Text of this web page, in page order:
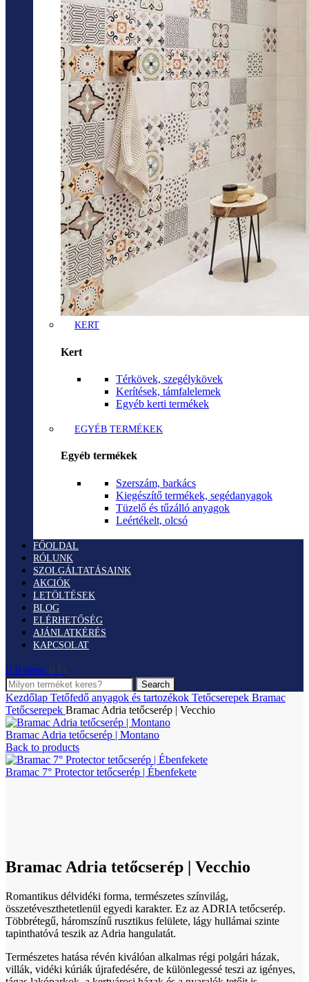
KERT
Kert
Térkövek, szegélykövek
Kerítések, támfalelemek
Egyéb kerti termékek
EGYÉB TERMÉKEK
Egyéb termékek
Szerszám, barkács
Kiegészítő termékek, segédanyagok
Tüzelő és tűzálló anyagok
Leértékelt, olcsó
FŐOLDAL
RÓLUNK
SZOLGÁLTATÁSAINK
AKCIÓK
LETÖLTÉSEK
BLOG
ELÉRHETŐSÉG
AJÁNLATKÉRÉS
KAPCSOLAT
0 items 0 Ft
Search
Kezdőlap Tetőfedő anyagok és tartozékok Tetőcserepek Bramac
Tetőcserepek Bramac Adria tetőcserép | Vecchio
Bramac Adria tetőcserép | Montano
Back to products
Bramac 7° Protector tetőcserép | Ébenfekete
Bramac Adria tetőcserép | Vecchio
Romantikus délvidéki forma, természetes színvilág,
összetéveszthetetlenül egyedi karakter. Ez az ADRIA tetőcserép.
Többrétegű, háromszínű rusztikus felülete, lágy hullámai szinte
tapinthatóvá teszik az Adria hangulatát.
Természetes hatása révén kiválóan alkalmas régi polgári házak,
villák, vidéki kúriák újrafedésére, de különlegessé teszi az igényes,